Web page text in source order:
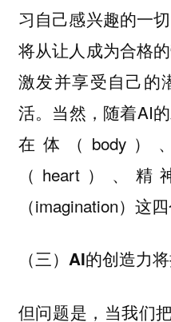
习自己感兴趣的一切
将从让人成为合格
激发并享受自己的
活。 当然，随着AI
在体（body）
（heart）、精
（imagination）这
（三）AI的创造力
但问题是，当我们